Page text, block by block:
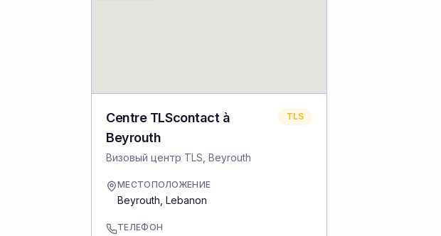
Centre TLScontact à
Beyrouth
Визовый центр TLS, Beyrouth
TLS
МЕСТОПОЛОЖЕНИЕ
Beyrouth Lebanon
ТЕЛЕФОН